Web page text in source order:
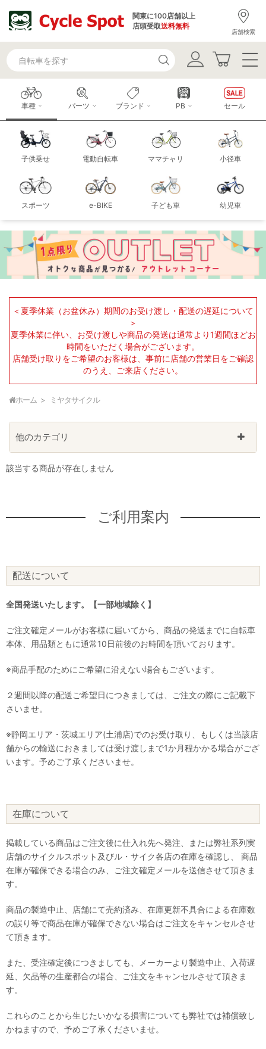
関東に100店舗以上
店頭受取送料無料
店舗検索
車種
子供乗せ 電動自転車 ママチャリ 小径車
スポーツ e-BIKE 子ども車 幼児車
パーツ ブランド PB セール
＜夏季休業（お盆休み）期間のお受け渡し・配送の遅延について
＞
夏季休業に伴い、お受け渡しや商品の発送は通常より1週間ほどお
時間をいただく場合がございます。
店舗受け取りをご希望のお客様は、事前に店舗の営業日をご確認
のうえ、ご来店ください。
ホーム ミヤタサイクル
該当する商品が存在しません
他のカテゴリ
ご利用案内
配送について
全国発送いたします。【一部地域除く】
ご注文確定メールがお客様に届いてから、商品の発送までに自転車
本体、用品類ともに通常10日前後のお時間を頂いております。
※商品手配のためにご希望に沿えない場合もございます。
２週間以降の配送ご希望日につきましては、ご注文の際にご記載下
さいませ。
※静岡エリア・茨城エリア(土浦店)でのお受け取り、もしくは当該店
舗からの輸送におきましては受け渡しまで1か月程かかる場合がござ
います。予めご了承くださいませ。
在庫について
掲載している商品はご注文後に仕入れ先へ発注、または弊社系列実
店舗のサイクルスポット及びル・サイク各店の在庫を確認し、 商品
在庫が確保できる場合のみ、ご注文確定メールを送信させて頂きま
す。
商品の製造中止、店舗にて売約済み、在庫更新不具合による在庫数
の誤り等で商品在庫が確保できない場合はご注文をキャンセルさせ
て頂きます。
また、受注確定後につきましても、メーカーより製造中止、入荷遅
延、欠品等の生産都合の場合、ご注文をキャンセルさせて頂きま
す。
これらのことから生じたいかなる損害についても弊社では補償致し
かねますので、予めご了承くださいませ。